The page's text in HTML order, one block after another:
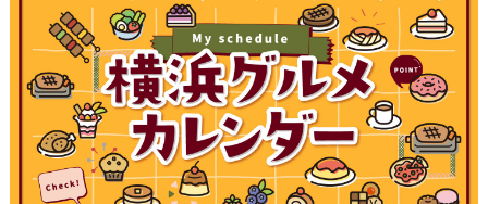
ランキング
ブログ記事
サイトについて